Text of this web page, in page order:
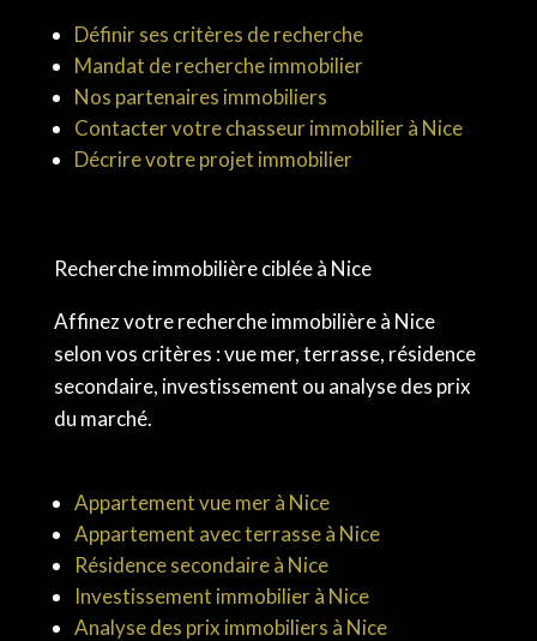
Définir ses critères de recherche
Mandat de recherche immobilier
Nos partenaires immobiliers
Contacter votre chasseur immobilier à Nice
Décrire votre projet immobilier
Recherche immobilière ciblée à Nice
Affinez votre recherche immobilière à Nice
selon vos critères : vue mer, terrasse, résidence
secondaire, investissement ou analyse des prix
du marché.
Appartement vue mer à Nice
Appartement avec terrasse à Nice
Résidence secondaire à Nice
Investissement immobilier à Nice
Analyse des prix immobiliers à Nice